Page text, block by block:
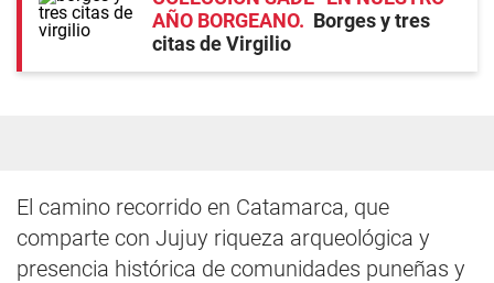
AÑO BORGEANO
Borges y tres
citas de Virgilio
El camino recorrido en Catamarca, que
comparte con Jujuy riqueza arqueológica y
presencia histórica de comunidades puneñas y